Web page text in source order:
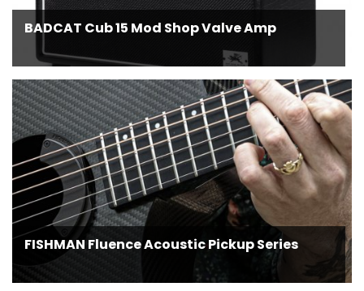
BADCAT Cub 15 Mod Shop Valve Amp
FISHMAN Fluence Acoustic Pickup Series